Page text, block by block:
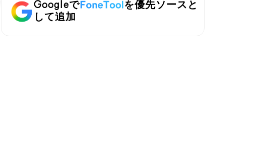
Googleで
を優先ソースと
して追加